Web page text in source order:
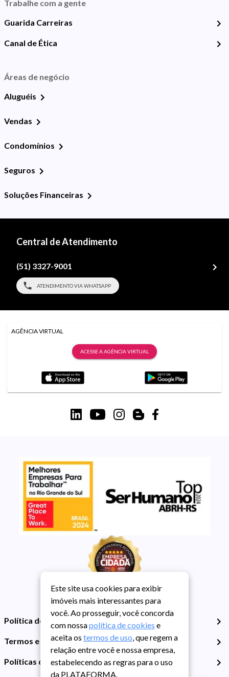
Trabalhe com a gente
Guarida Carreiras
Canal de Ética
Áreas de negócio
Aluguéis
Vendas
Condomínios
Seguros
Soluções Financeiras
Central de Atendimento
(51) 3327-9001
ATENDIMENTO VIA WHATSAPP
AGÊNCIA VIRTUAL
ACESSE A AGÊNCIA VIRTUAL
Política de Privacidade
Termos e Condições de Uso
Políticas de Cookies
Este site usa cookies para exibir
imóveis mais interessantes para
você. Ao prosseguir, você concorda
com nossapolítica de cookies e
aceita os termos de uso, que regem a
relação entre você e nossa empresa,
estabelecendo as regras para o uso
da PLATAFORMA.